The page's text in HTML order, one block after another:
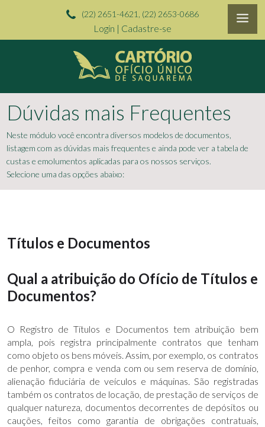
(22) 2651-4621, (22) 2653-0686
Login | Cadastre-se
Dúvidas mais Frequentes
Neste módulo você encontra diversos modelos de documentos,
listagem com as dúvidas mais frequentes e ainda pode ver a tabela de
custas e emolumentos aplicadas para os nossos serviços.
Selecione uma das opções abaixo:
Títulos e Documentos
Qual a atribuição do Ofício de Títulos e
Documentos?
O Registro de Títulos e Documentos tem atribuição bem
ampla, pois registra principalmente contratos que tenham
como objeto os bens móveis. Assim, por exemplo, os contratos
de penhor, compra e venda com ou sem reserva de domínio,
alienação fiduciária de veículos e máquinas. São registradas
também os contratos de locação, de prestação de serviços de
qualquer natureza, documentos decorrentes de depósitos ou
cauções, feitos como garantia de obrigações contratuais,